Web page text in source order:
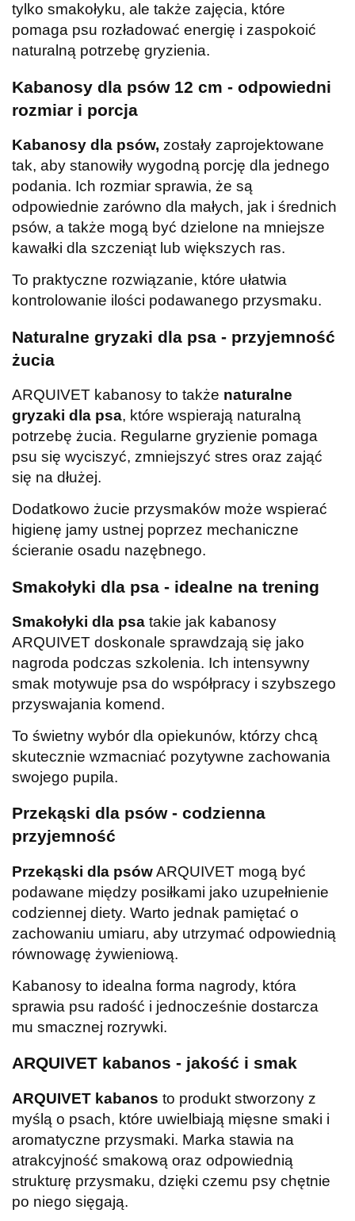
tylko smakołyku, ale także zajęcia, które
pomaga psu rozładować energię i zaspokoić
naturalną potrzebę gryzienia.
Kabanosy dla psów 12 cm - odpowiedni
rozmiar i porcja
Kabanosy dla psów, zostały zaprojektowane
tak, aby stanowiły wygodną porcję dla jednego
podania. Ich rozmiar sprawia, że są
odpowiednie zarówno dla małych, jak i średnich
psów, a także mogą być dzielone na mniejsze
kawałki dla szczeniąt lub większych ras.
To praktyczne rozwiązanie, które ułatwia
kontrolowanie ilości podawanego przysmaku.
Naturalne gryzaki dla psa - przyjemność
żucia
ARQUIVET kabanosy to także naturalne
gryzaki dla psa, które wspierają naturalną
potrzebę żucia. Regularne gryzienie pomaga
psu się wyciszyć, zmniejszyć stres oraz zająć
się na dłużej.
Dodatkowo żucie przysmaków może wspierać
higienę jamy ustnej poprzez mechaniczne
ścieranie osadu nazębnego.
Smakołyki dla psa - idealne na trening
Smakołyki dla psa takie jak kabanosy
ARQUIVET doskonale sprawdzają się jako
nagroda podczas szkolenia. Ich intensywny
smak motywuje psa do współpracy i szybszego
przyswajania komend.
To świetny wybór dla opiekunów, którzy chcą
skutecznie wzmacniać pozytywne zachowania
swojego pupila.
Przekąski dla psów - codzienna
przyjemność
Przekąski dla psówARQUIVET mogą być
podawane między posiłkami jako uzupełnienie
codziennej diety. Warto jednak pamiętać o
zachowaniu umiaru, aby utrzymać odpowiednią
równowagę żywieniową.
Kabanosy to idealna forma nagrody, która
sprawia psu radość i jednocześnie dostarcza
mu smacznej rozrywki.
ARQUIVET kabanos - jakość i smak
ARQUIVET kabanos to produkt stworzony z
myślą o psach, które uwielbiają mięsne smaki i
aromatyczne przysmaki. Marka stawia na
atrakcyjność smakową oraz odpowiednią
strukturę przysmaku, dzięki czemu psy chętnie
po niego sięgają.